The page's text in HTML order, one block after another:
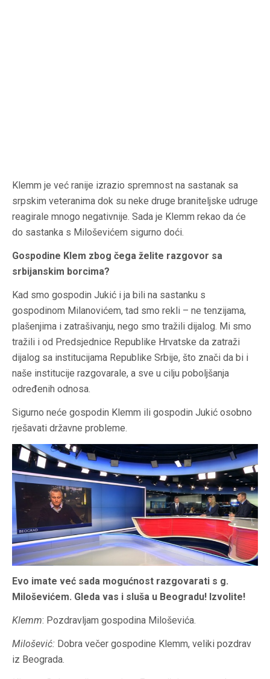
Klemm je već ranije izrazio spremnost na sastanak sa
srpskim veteranima dok su neke druge braniteljske udruge
reagirale mnogo negativnije. Sada je Klemm rekao da će
do sastanka s Miloševićem sigurno doći.
Gospodine Klem zbog čega želite razgovor sa
srbijanskim borcima?
Kad smo gospodin Jukić i ja bili na sastanku s
gospodinom Milanovićem, tad smo rekli – ne tenzijama,
plašenjima i zatrašivanju, nego smo tražili dijalog. Mi smo
tražili i od Predsjednice Republike Hrvatske da zatraži
dijalog sa institucijama Republike Srbije, što znači da bi i
naše institucije razgovarale, a sve u cilju poboljšanja
određenih odnosa.
Sigurno neće gospodin Klemm ili gospodin Jukić osobno
rješavati državne probleme.
Evo imate već sada mogućnost razgovarati s g.
Miloševićem. Gleda vas i sluša u Beogradu! Izvolite!
Klemm: Pozdravljam gospodina Miloševića.
Milošević: Dobra večer gospodine Klemm, veliki pozdrav
iz Beograda.